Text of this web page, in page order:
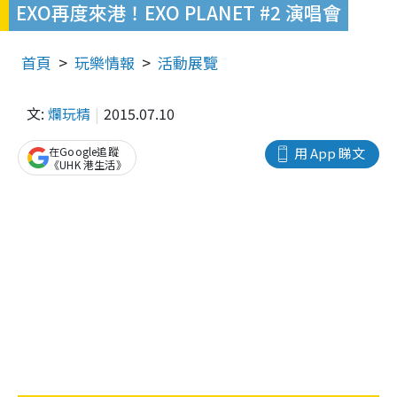
EXO再度來港！EXO PLANET #2 演唱會
首頁 玩樂情報 活動展覽
文: 爛玩精 2015.07.10
用 App 睇文
在Google追蹤
《UHK 港生活》